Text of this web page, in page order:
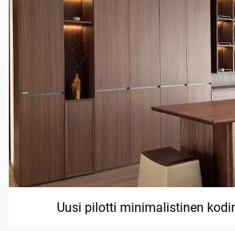
Ranskalainen minimalistinen